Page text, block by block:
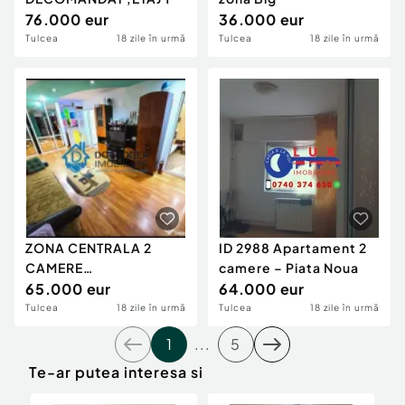
76.000 eur
Tulcea 18 zile în urmă
36.000 eur
Tulcea 18 zile în urmă
ZONA CENTRALA 2
CAMERE
SEMIDECOMANDAT,
PARTER
65.000 eur
Tulcea 18 zile în urmă
ID 2988 Apartament 2
camere – Piata Noua
64.000 eur
Tulcea 18 zile în urmă
1 ...
5
Te-ar putea interesa si